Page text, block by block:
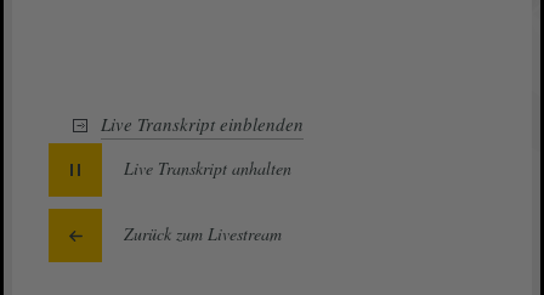
Live Transkript einblenden
Live Transkript anhalten
Zurück zum Livestream